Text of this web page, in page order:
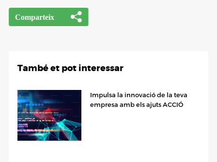
També et pot interessar
Impulsa la innovació de la teva
empresa amb els ajuts ACCIÓ